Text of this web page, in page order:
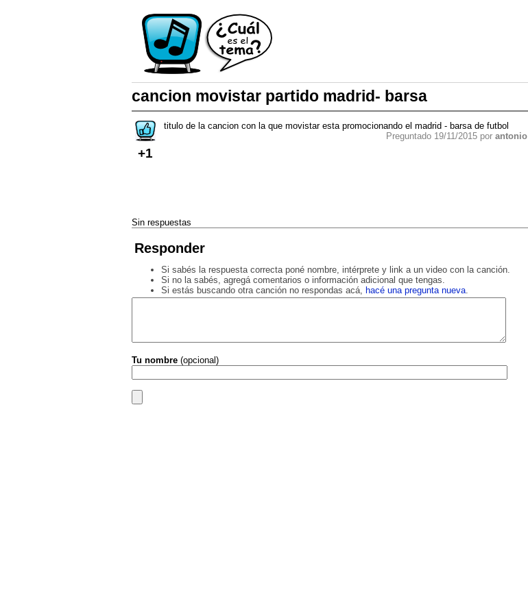
cancion movistar partido madrid- barsa
+1
titulo de la cancion con la que movistar esta promocionando el madrid - barsa de futbol
Preguntado 19/11/2015 por antonio
Sin respuestas
Responder
Si sabés la respuesta correcta poné nombre, intérprete y link a un video con la canción.
Si no la sabés, agregá comentarios o información adicional que tengas.
Si estás buscando otra canción no respondas acá, hacé una pregunta nueva.
Tu nombre (opcional)